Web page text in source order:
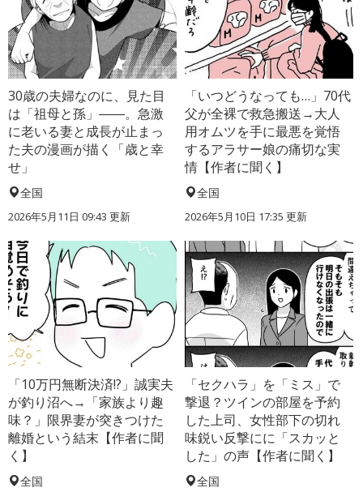
30歳の夫婦なのに、見た目
は「祖母と孫」――。急激
に老いる妻と成長が止まっ
た夫の漫画が描く「歳と幸
せ」
全国
2026年5月11日 09:43 更新
「いつどうなっても…」70代
父が全裸で救急搬送→大人
用オムツを手に最悪を覚悟
するアラサー娘の痛切な実
情【作者に聞く】
全国
2026年5月10日 17:35 更新
「10万円無断決済!?」誠実夫
が釣り沼へ→「家族より趣
味？」限界妻が突きつけた
離婚という結末【作者に聞
く】
全国
「セクハラ」を「ミス」で
撃退？ツインの部屋を予約
した上司、女性部下の切れ
味鋭い反撃にに「スカッと
した」の声【作者に聞く】
全国